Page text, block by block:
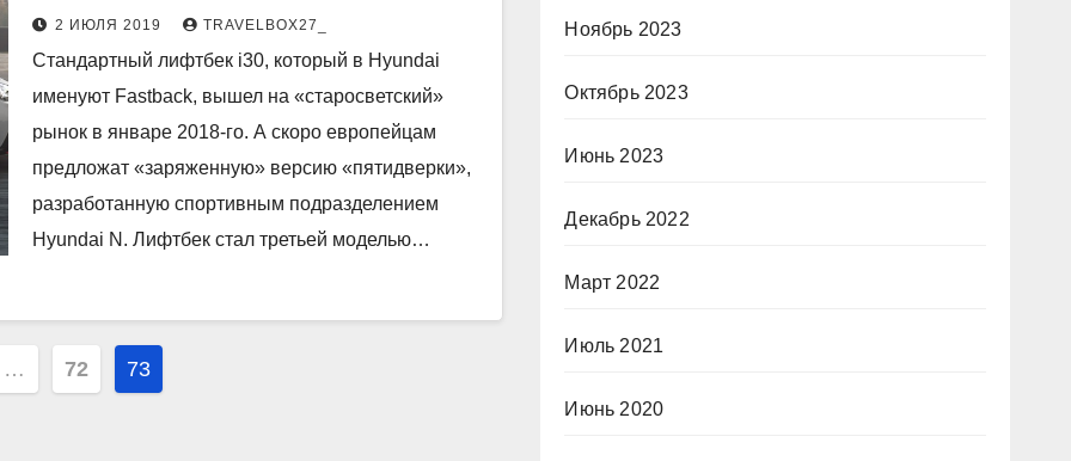
Skoda Octavia
2 ИЮЛЯ 2019 TRAVELBOX27_
Стандартный лифтбек i30, который в Hyundai
именуют Fastback, вышел на «старосветский»
рынок в январе 2018-го. А скоро европейцам
предложат «заряженную» версию «пятидверки»,
разработанную спортивным подразделением
Hyundai N. Лифтбек стал третьей моделью…
… 72 73
Ноябрь 2023
Октябрь 2023
Июнь 2023
Декабрь 2022
Март 2022
Июль 2021
Июнь 2020